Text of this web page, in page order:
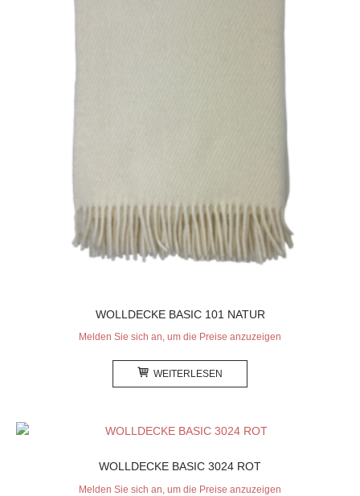
WOLLDECKE BASIC 101 NATUR
Melden Sie sich an, um die Preise anzuzeigen
WEITERLESEN
WOLLDECKE BASIC 3024 ROT
Melden Sie sich an, um die Preise anzuzeigen